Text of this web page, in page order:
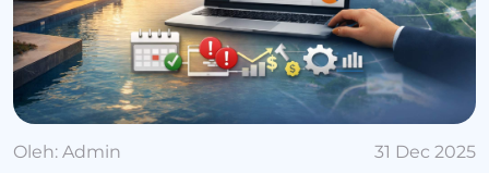
Oleh: Admin 31 Dec 2025